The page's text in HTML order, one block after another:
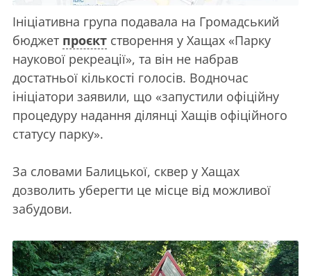
Ініціативна група подавала на Громадський
бюджет проєкт створення у Хащах «Парку
наукової рекреації», та він не набрав
достатньої кількості голосів. Водночас
ініціатори заявили, що «запустили офіційну
процедуру надання ділянці Хащів офіційного
статусу парку».
За словами Балицької, сквер у Хащах
дозволить уберегти це місце від можливої
забудови.